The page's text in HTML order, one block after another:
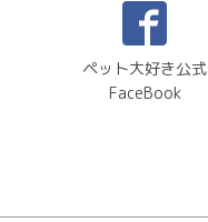
ペット大好き公式
FaceBook